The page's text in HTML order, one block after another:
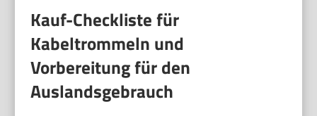
Kauf-Checkliste für
Kabeltrommeln und
Vorbereitung für den
Auslandsgebrauch